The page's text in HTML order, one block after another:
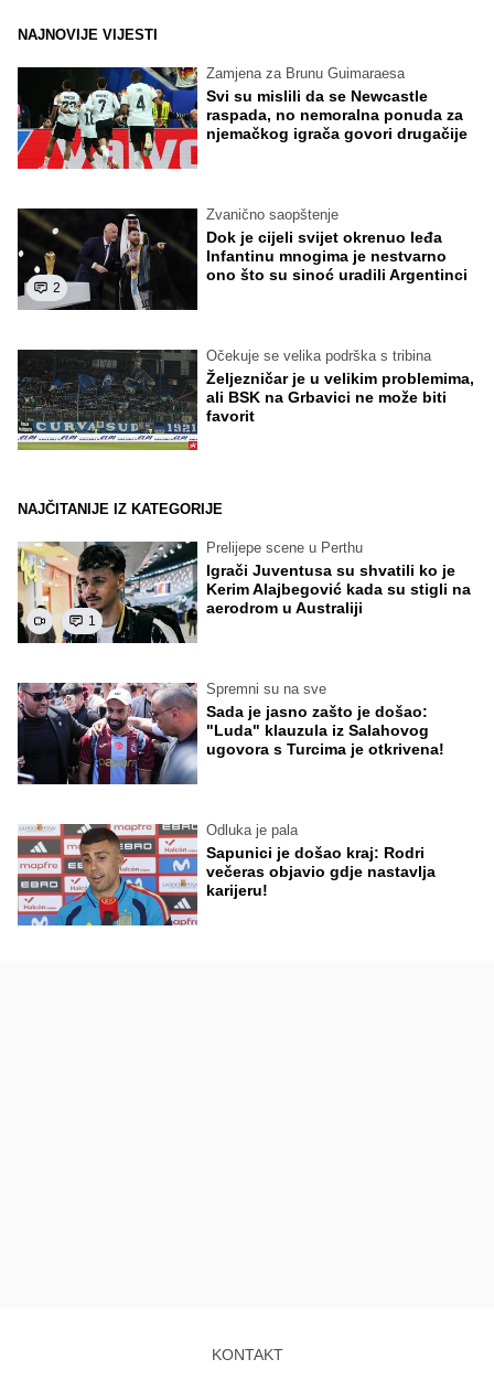
NAJNOVIJE VIJESTI
Zamjena za Brunu Guimaraesa
Svi su mislili da se Newcastle
raspada, no nemoralna ponuda za
njemačkog igrača govori drugačije
2
Zvanično saopštenje
Dok je cijeli svijet okrenuo leđa
Infantinu mnogima je nestvarno
ono što su sinoć uradili Argentinci
Očekuje se velika podrška s tribina
Željezničar je u velikim problemima,
ali BSK na Grbavici ne može biti
favorit
NAJČITANIJE IZ KATEGORIJE
1
Prelijepe scene u Perthu
Igrači Juventusa su shvatili ko je
Kerim Alajbegović kada su stigli na
aerodrom u Australiji
Spremni su na sve
Sada je jasno zašto je došao:
"Luda" klauzula iz Salahovog
ugovora s Turcima je otkrivena!
Odluka je pala
Sapunici je došao kraj: Rodri
večeras objavio gdje nastavlja
karijeru!
KONTAKT